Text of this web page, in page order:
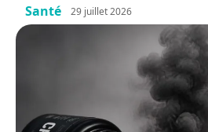
Santé 29 juillet 2026